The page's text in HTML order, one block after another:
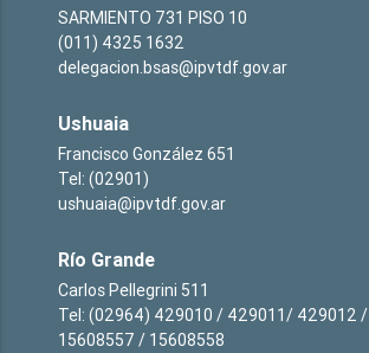
SARMIENTO 731 PISO 10
(011) 4325 1632
delegacion.bsas@ipvtdf.gov.ar
Ushuaia
Francisco González 651
Tel: (02901)
ushuaia@ipvtdf.gov.ar
Río Grande
Carlos Pellegrini 511
Tel: (02964) 429010 / 429011/ 429012 /
15608557 / 15608558